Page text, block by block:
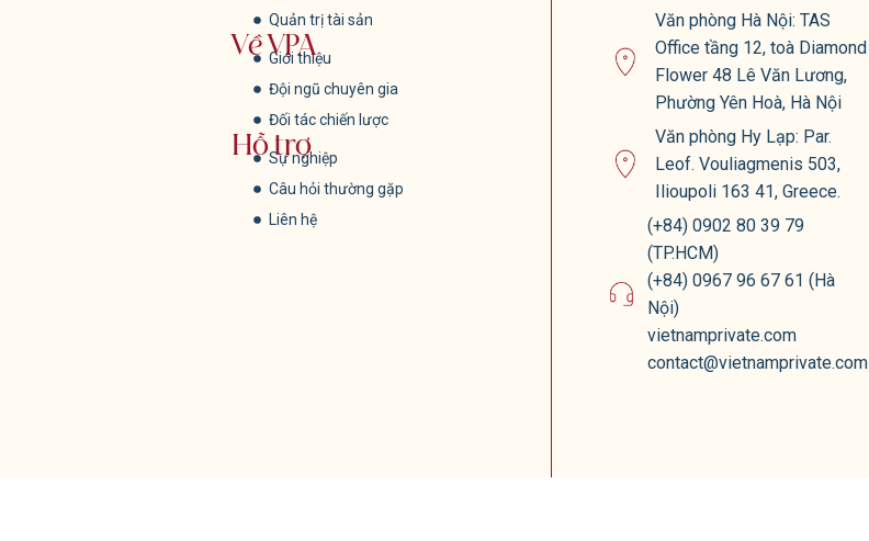
Quản trị tài sản
Về VPA
Giới thiệu
Đội ngũ chuyên gia
Đối tác chiến lược
Hỗ trợ
Sự nghiệp
Câu hỏi thường gặp
Liên hệ
Văn phòng Hà Nội: TAS
Office tầng 12, toà Diamond
Flower 48 Lê Văn Lương,
Phường Yên Hoà, Hà Nội
Văn phòng Hy Lạp: Par.
Leof. Vouliagmenis 503,
Ilioupoli 163 41, Greece.
(+84) 0902 80 39 79
(TP.HCM)
(+84) 0967 96 67 61 (Hà
Nội)
vietnamprivate.com
contact@vietnamprivate.com